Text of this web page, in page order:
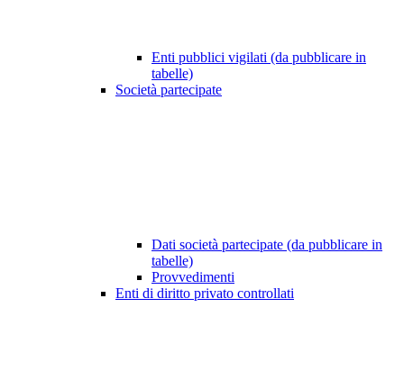
Enti pubblici vigilati (da pubblicare in
tabelle)
Società partecipate
Dati società partecipate (da pubblicare in
tabelle)
Provvedimenti
Enti di diritto privato controllati